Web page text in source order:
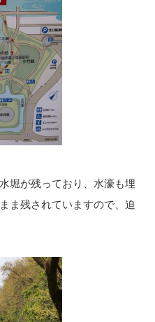
堀が残っており、水濠も埋
ま残されていますので、迫